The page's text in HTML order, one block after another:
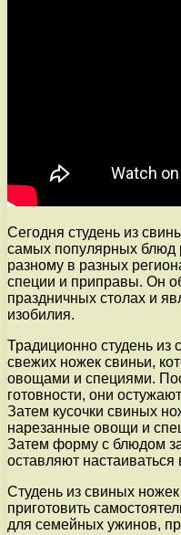
Сегодня студень из
самых популярных блюд
разному в разных
специи и приправы. Он
праздничных столах и
изобилия.
Традиционно студень из
свежих ножек свиньи,
овощами и специями.
готовности, они
Затем кусочки свиных
нарезанные овощи и
Затем форму с блюдом
оставляют
Студень из свиных
приготовить
для семейных ужинов,